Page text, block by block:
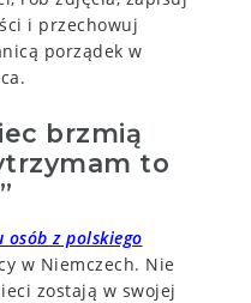
i przechowuj
porządek w
brzmią
to
osób z polskiego
w Niemczech. Nie
zostają w swojej